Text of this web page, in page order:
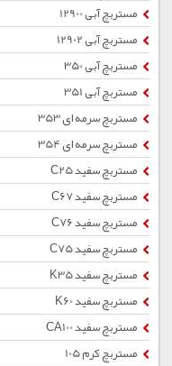
مستربچ آبی 12900
مستربچ آبی 12902
مستربچ آبی 350
مستربچ آبی 351
مستربچ سرمه ای 353
مستربچ سرمه ای 354
مستربچ سفید C25
مستربچ سفید C67
مستربچ سفید C76
مستربچ سفید C75
مستربچ سفید K35
مستربچ سفید K60
مستربچ سفید CA100
مستربچ کرم 105